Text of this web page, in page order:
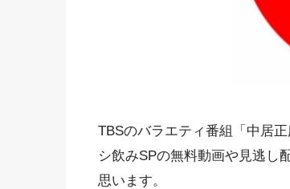
TBSのバラエティ番組「中居
シ飲みSPの無料動画や見逃し
思います。